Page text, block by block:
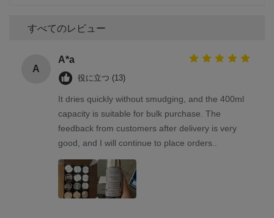
すべてのレビュー
A
A*a
役に立つ (13)
It dries quickly without smudging, and the 400ml
capacity is suitable for bulk purchase. The
feedback from customers after delivery is very
good, and I will continue to place orders..